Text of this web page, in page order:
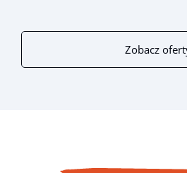
Zobacz